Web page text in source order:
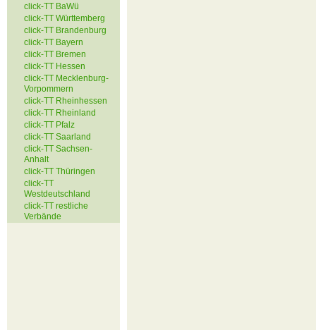
click-TT BaWü
click-TT Württemberg
click-TT Brandenburg
click-TT Bayern
click-TT Bremen
click-TT Hessen
click-TT Mecklenburg-
Vorpommern
click-TT Rheinhessen
click-TT Rheinland
click-TT Pfalz
click-TT Saarland
click-TT Sachsen-
Anhalt
click-TT Thüringen
click-TT
Westdeutschland
click-TT restliche
Verbände